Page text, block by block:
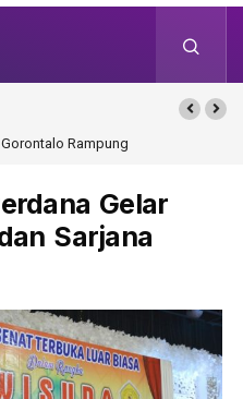
Ikut Dukung Program SMA Unggul
Gelar
Sarjana